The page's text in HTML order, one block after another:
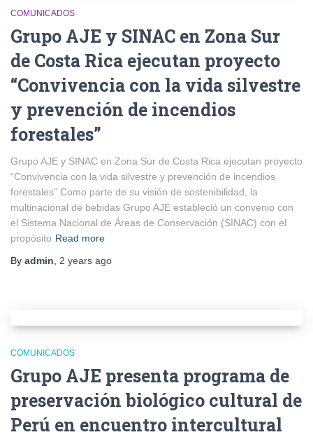
COMUNICADOS
Grupo AJE y SINAC en Zona Sur
de Costa Rica ejecutan proyecto
“Convivencia con la vida silvestre
y prevención de incendios
forestales”
Grupo AJE y SINAC en Zona Sur de Costa Rica ejecutan proyecto
“Convivencia con la vida silvestre y prevención de incendios
forestales” Como parte de su visión de sostenibilidad, la
multinacional de bebidas Grupo AJE estableció un convenio con
el Sistema Nacional de Áreas de Conservación (SINAC) con el
propósito Read more
By admin 2 years ago
COMUNICADOS
Grupo AJE presenta programa de
preservación biológico cultural de
Perú en encuentro intercultural